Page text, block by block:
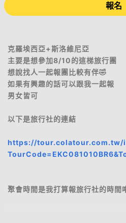
報名
克羅埃西亞+斯洛維尼亞
主要是想參加8/10的這梯旅行團
想說找人一起報團比較有伴🤣
如果有興趣的話可以跟我一起報
男女皆可
以下是旅行社的連結
https://tour.colatour.com.tw/
聚會時間是我打算報旅行社的時間